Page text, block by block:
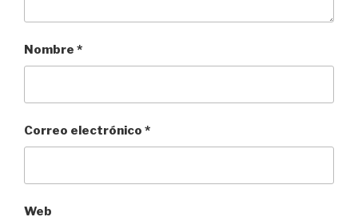
Nombre *
Correo electrónico *
Web